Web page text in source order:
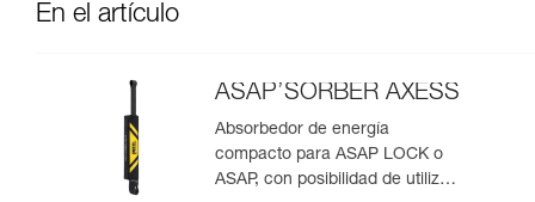
En el artículo
ASAP’SORBER AXESS
Absorbedor de energía
compacto para ASAP LOCK o
ASAP, con posibilidad de utilizar